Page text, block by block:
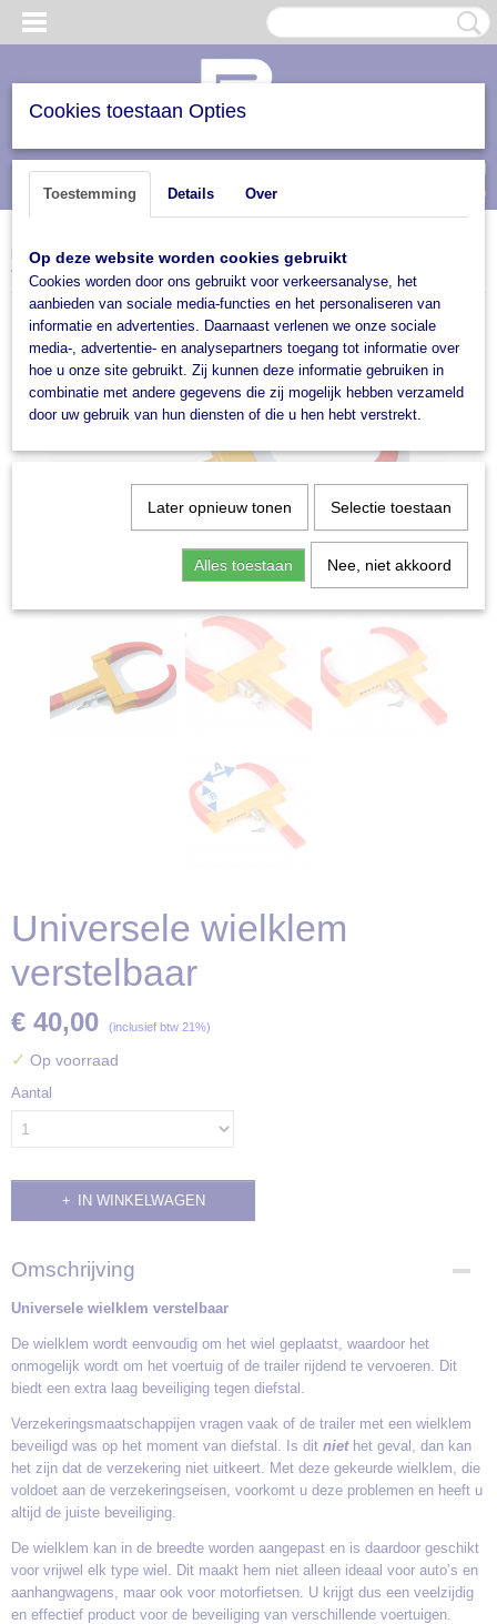
Inloggen Registreren
(0)
Home> Trailers en verhuur>Trailer accesoires >Sloten>
verstelbaar
Universele wielklem
verstelbaar
€ 40,00 (inclusief btw 21%)
✓ Op voorraad
Aantal
IN WINKELWAGEN
Omschrijving
Universele wielklem verstelbaar
De wielklem wordt eenvoudig om het wiel geplaatst, waardoor het
onmogelijk wordt om het voertuig of de trailer rijdend te vervoeren. Dit
biedt een extra laag beveiliging tegen diefstal.
Verzekeringsmaatschappijen vragen vaak of de trailer met een wielklem
beveiligd was op het moment van diefstal. Is dit niethet geval, dan kan
het zijn dat de verzekering niet uitkeert. Met deze gekeurde wielklem, die
voldoet aan de verzekeringseisen, voorkomt u deze problemen en heeft u
altijd de juiste beveiliging.
De wielklem kan in de breedte worden aangepast en is daardoor geschikt
voor vrijwel elk type wiel. Dit maakt hem niet alleen ideaal voor auto’s en
aanhangwagens, maar ook voor motorfietsen. U krijgt dus een veelzijdig
en effectief product voor de beveiliging van verschillende voertuigen.
Cookies toestaan Opties
Toestemming Details Over
Op deze website worden cookies gebruikt
Cookies worden door ons gebruikt voor verkeersanalyse, het
aanbieden van sociale media-functies en het personaliseren van
informatie en advertenties. Daarnaast verlenen we onze sociale
media-, advertentie- en analysepartners toegang tot informatie over
hoe u onze site gebruikt. Zij kunnen deze informatie gebruiken in
combinatie met andere gegevens die zij mogelijk hebben verzameld
door uw gebruik van hun diensten of die u hen hebt verstrekt.
Later opnieuw tonen Selectie toestaan
Alles toestaan Nee, niet akkoord